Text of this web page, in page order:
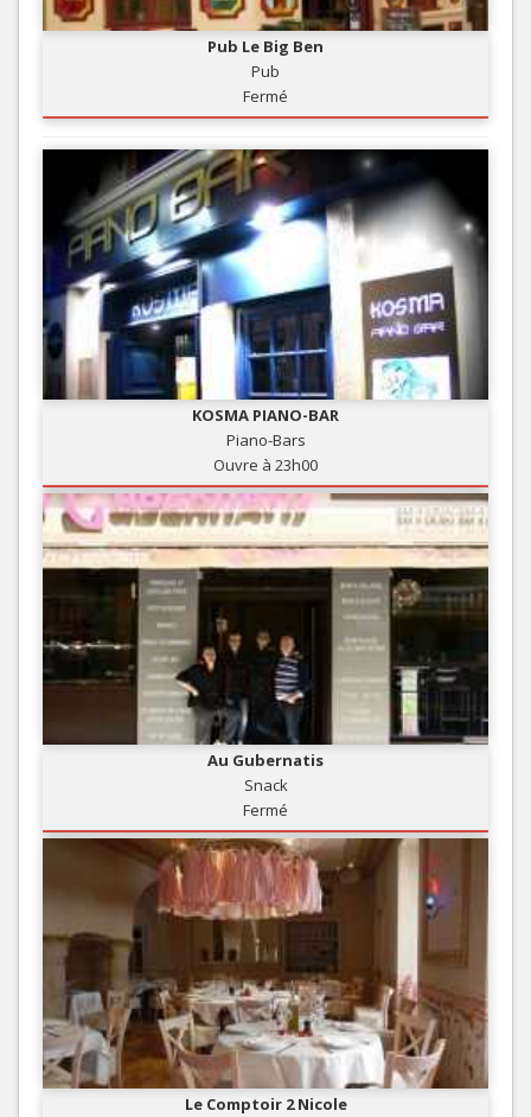
Pub Le Big Ben
Pub
Fermé
KOSMA PIANO-BAR
Piano-Bars
Ouvre à 23h00
Au Gubernatis
Snack
Fermé
Le Comptoir 2 Nicole